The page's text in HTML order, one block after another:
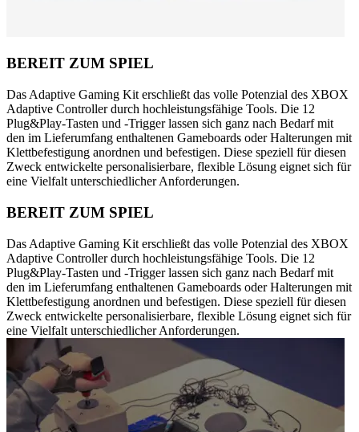
BEREIT ZUM SPIEL
Das Adaptive Gaming Kit erschließt das volle Potenzial des XBOX
Adaptive Controller durch hochleistungsfähige Tools. Die 12
Plug&Play-Tasten und -Trigger lassen sich ganz nach Bedarf mit
den im Lieferumfang enthaltenen Gameboards oder Halterungen mit
Klettbefestigung anordnen und befestigen. Diese speziell für diesen
Zweck entwickelte personalisierbare, flexible Lösung eignet sich für
eine Vielfalt unterschiedlicher Anforderungen.
BEREIT ZUM SPIEL
Das Adaptive Gaming Kit erschließt das volle Potenzial des XBOX
Adaptive Controller durch hochleistungsfähige Tools. Die 12
Plug&Play-Tasten und -Trigger lassen sich ganz nach Bedarf mit
den im Lieferumfang enthaltenen Gameboards oder Halterungen mit
Klettbefestigung anordnen und befestigen. Diese speziell für diesen
Zweck entwickelte personalisierbare, flexible Lösung eignet sich für
eine Vielfalt unterschiedlicher Anforderungen.